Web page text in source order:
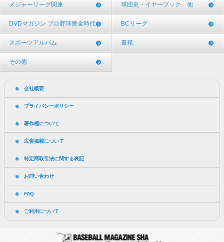
メジャーリーグ関連 球団史・イヤーブック 他
DVDマガジン プロ野球黄金時代 BCリーグ
スポーツアルバム 書籍
その他
会社概要
プライバシーポリシー
著作権について
広告掲載について
特定商取引法に関する表記
お問い合わせ
FAQ
ご利用について